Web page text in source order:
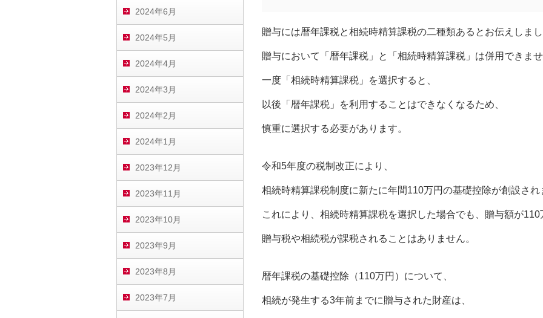
2024年6月
2024年5月
2024年4月
2024年3月
2024年2月
2024年1月
2023年12月
2023年11月
2023年10月
2023年9月
2023年8月
2023年7月
贈与には暦年課税と相続時精算課税の二種類あるとお伝えしま
贈与において「暦年課税」と「相続時精算課税」は併用できま
一度「相続時精算課税」を選択すると、
以後「暦年課税」を利用することはできなくなるため、
慎重に選択する必要があります。
令和5年度の税制改正により、
相続時精算課税制度に新たに年間110万円の基礎控除が創設され
これにより、相続時精算課税を選択した場合でも、贈与額が
贈与税や相続税が課税されることはありません。
暦年課税の基礎控除（110万円）について、
相続が発生する3年前までに贈与された財産は、